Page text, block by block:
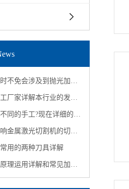
光加工，抛光质量会受哪些因素影响呢？
家详解本行业的发展历程
现在详细的分析一下不同的加工方法
的切割质量？接下来，让我们一起来认识
用的两种刀具详解
运用详解和常见加工规格